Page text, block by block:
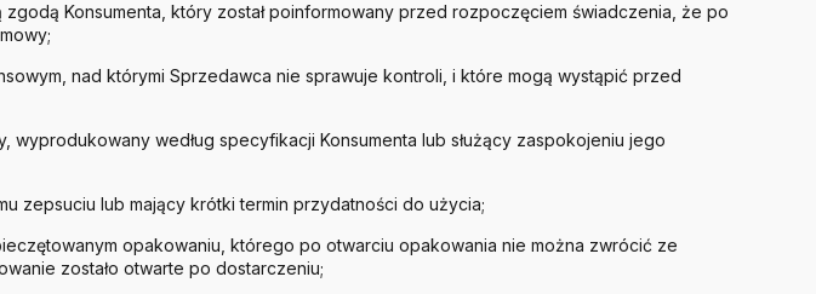
zgodą Konsumenta, który został poinformowany przed rozpoczęciem świadczenia, że po
nad którymi Sprzedawca nie sprawuje kontroli, i które mogą wystąpić przed
według specyfikacji Konsumenta lub służący zaspokojeniu jego
zepsuciu lub mający krótki termin przydatności do użycia;
opakowaniu, którego po otwarciu opakowania nie można zwrócić ze
zostało otwarte po dostarczeniu;